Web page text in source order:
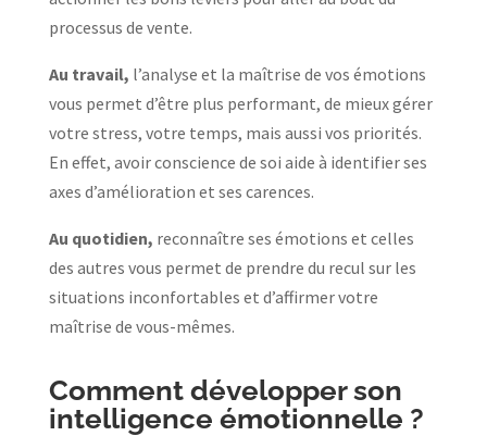
processus de vente.
Au travail, l’analyse et la maîtrise de vos émotions
vous permet d’être plus performant, de mieux gérer
votre stress, votre temps, mais aussi vos priorités.
En effet, avoir conscience de soi aide à identifier ses
axes d’amélioration et ses carences.
Au quotidien, reconnaître ses émotions et celles
des autres vous permet de prendre du recul sur les
situations inconfortables et d’affirmer votre
maîtrise de vous-mêmes.
Comment développer son
intelligence émotionnelle ?